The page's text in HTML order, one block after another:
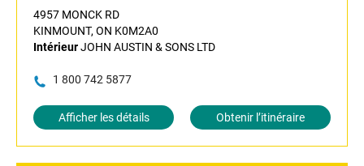
4957 MONCK RD
KINMOUNT, ON K0M2A0
IntérieurJOHN AUSTIN & SONS LTD
1 800 742 5877
Afficher les détails Obtenir l’itinéraire